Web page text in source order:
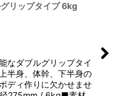
リップタイプ 6kg
なダブルグリップタイ
半身、体幹、下半身の
ディ作りに欠かせませ